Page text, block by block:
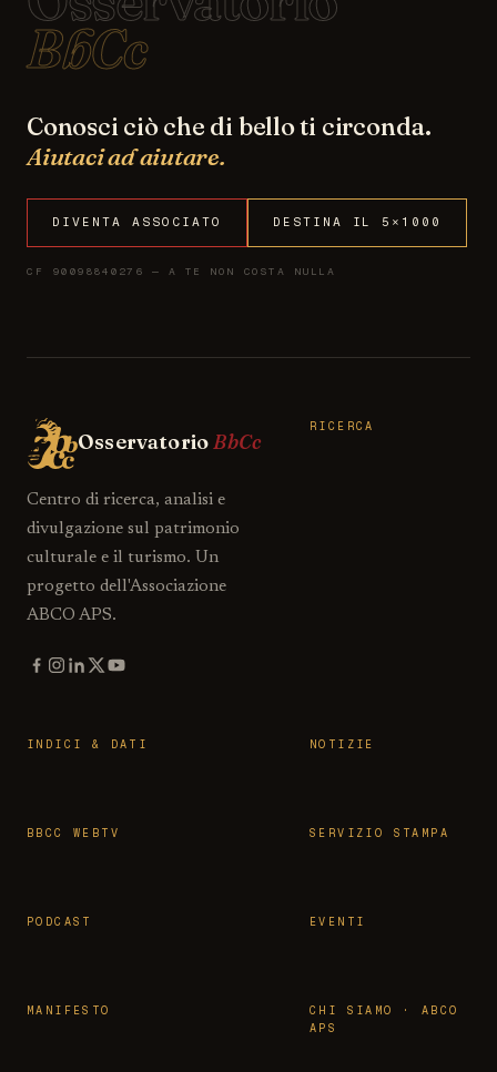
BbCc
Conosci ciò che di bello ti circonda.
Aiutaci ad aiutare.
DIVENTA ASSOCIATO DESTINA IL 5×1000
CF 90098840276 — A TE NON COSTA NULLA
OsservatorioBbCc
Centro di ricerca, analisi e
divulgazione sul patrimonio
culturale e il turismo. Un
progetto dell'Associazione
ABCO APS.
RICERCA
INDICI & DATI NOTIZIE
BBCC WEBTV SERVIZIO STAMPA
PODCAST EVENTI
MANIFESTO
CHI SIAMO · ABCO
APS